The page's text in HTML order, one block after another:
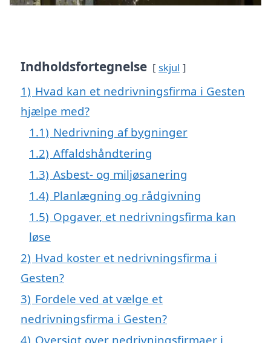
Indholdsfortegnelse skjul
1) Hvad kan et nedrivningsfirma i Gesten
hjælpe med?
1.1) Nedrivning af bygninger
1.2) Affaldshåndtering
1.3) Asbest- og miljøsanering
1.4) Planlægning og rådgivning
1.5) Opgaver, et nedrivningsfirma kan
løse
2) Hvad koster et nedrivningsfirma i
Gesten?
3) Fordele ved at vælge et
nedrivningsfirma i Gesten?
4) Oversigt over nedrivningsfirmaer i